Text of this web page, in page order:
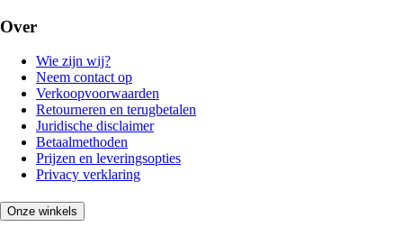
Over
Wie zijn wij?
Neem contact op
Verkoopvoorwaarden
Retourneren en terugbetalen
Juridische disclaimer
Betaalmethoden
Prijzen en leveringsopties
Privacy verklaring
Onze winkels